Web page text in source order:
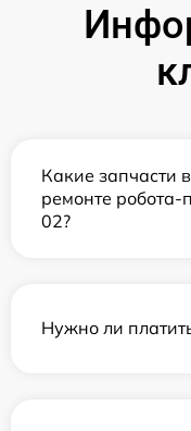
Какие запчасти
ремонте робота-
02?
Нужно ли